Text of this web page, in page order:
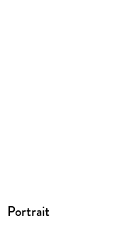
Portrait